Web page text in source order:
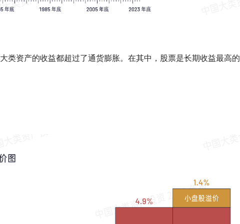
大类资产的收益都超过了通货膨胀。在其中，股票是长期收益最高的